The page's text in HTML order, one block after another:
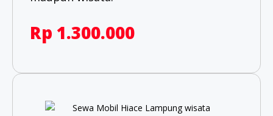
Rp 1.300.000